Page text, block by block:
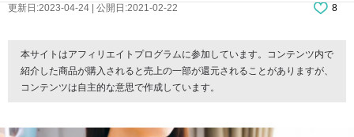
更新日:2023-04-24 | 公開日:2021-02-22 8
本サイトはアフィリエイトプログラムに参加しています。コンテンツ内で
紹介した商品が購入されると売上の一部が還元されることがありますが、
コンテンツは自主的な意思で作成しています。